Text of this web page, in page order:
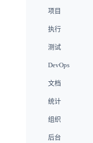
项目
执行
测试
DevOps
文档
统计
组织
后台